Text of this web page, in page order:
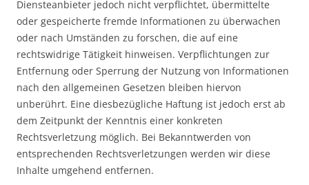
Diensteanbieter jedoch nicht verpflichtet, übermittelte
oder gespeicherte fremde Informationen zu überwachen
oder nach Umständen zu forschen, die auf eine
rechtswidrige Tätigkeit hinweisen. Verpflichtungen zur
Entfernung oder Sperrung der Nutzung von Informationen
nach den allgemeinen Gesetzen bleiben hiervon
unberührt. Eine diesbezügliche Haftung ist jedoch erst ab
dem Zeitpunkt der Kenntnis einer konkreten
Rechtsverletzung möglich. Bei Bekanntwerden von
entsprechenden Rechtsverletzungen werden wir diese
Inhalte umgehend entfernen.